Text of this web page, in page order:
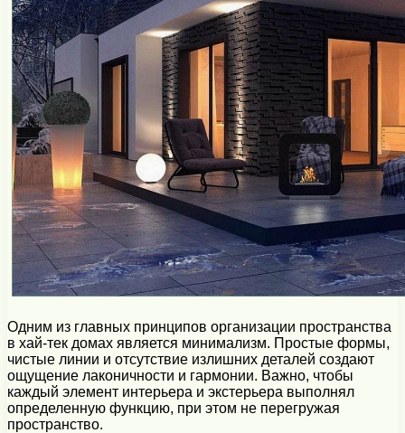
Одним из главных принципов организации пространства
в хай-тек домах является минимализм. Простые формы,
чистые линии и отсутствие излишних деталей создают
ощущение лаконичности и гармонии. Важно, чтобы
каждый элемент интерьера и экстерьера выполнял
определенную функцию, при этом не перегружая
пространство.